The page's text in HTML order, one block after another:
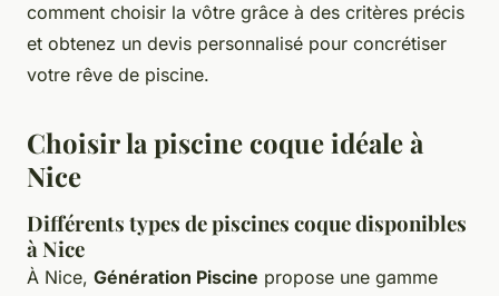
comment choisir la vôtre grâce à des critères précis
et obtenez un devis personnalisé pour concrétiser
votre rêve de piscine.
Choisir la piscine coque idéale à
Nice
Différents types de piscines coque disponibles
à Nice
À Nice, Génération Piscine propose une gamme